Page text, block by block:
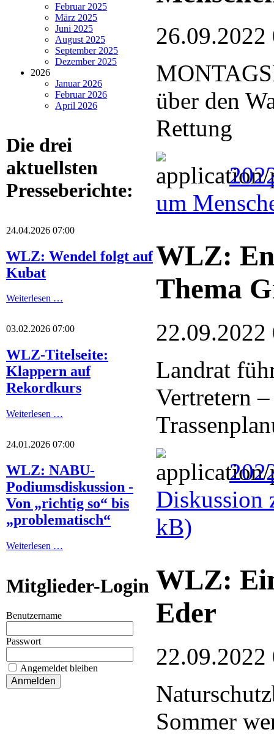
Februar 2025
März 2025
Juni 2025
August 2025
September 2025
Dezember 2025
2026
Januar 2026
Februar 2026
April 2026
Die drei
aktuellsten
Presseberichte:
24.04.2026 07:00
WLZ: Wendel folgt auf
Kubat
Weiterlesen …
03.02.2026 07:00
WLZ-Titelseite:
Klappern auf
Rekordkurs
Weiterlesen …
24.01.2026 07:00
WLZ: NABU-
Podiumsdiskussion -
Von „richtig so“ bis
„problematisch“
Weiterlesen …
Mitglieder-Login
Benutzername
Passwort
Angemeldet bleiben
26.09.2022
über den
Rettung
um
WLZ:
Thema
22.09.2022
Landrat
Vertretern
Diskussion
kB)
WLZ:
Eder
22.09.2022
Sommer